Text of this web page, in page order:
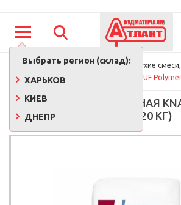
Выбрать регион (склад):
ХАРЬКОВ
КИЕВ
ДНЕПР
Главная Стройматериалы Сухие
Шпаклевка финишная KNAUF Polymer
ШПАКЛЕВКА ФИНИШНАЯ
FINISH (20 КГ)